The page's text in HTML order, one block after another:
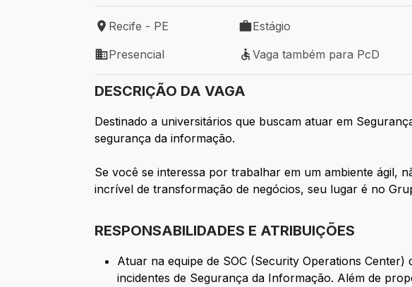
Local de trabalho: Recife - PE
Recife - PE
Tipo de vaga: Estágio
Estágio
Modelo de trabalho: Presencial
Presencial
Vaga também para PcD
Vaga também para PcD
DESCRIÇÃO DA VAGA
Destinado a universitários que buscam atuar em
segurança da informação.
Se você se interessa por trabalhar em um ambiente ágil,
incrível de transformação de negócios, seu lugar é no
RESPONSABILIDADES E ATRIBUIÇÕES
Atuar na equipe de SOC (Security Operations
incidentes de Segurança da Informação. Além de